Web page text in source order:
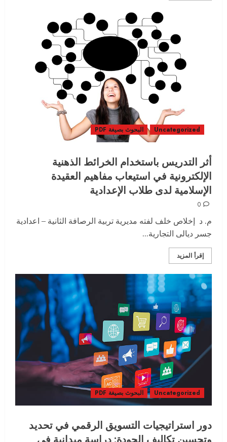
Uncategorized البحوث بصيغة PDF
أثر التدريس باستخدام الخرائط الذهنية
الإلكترونية في استيعاب مفاهيم العقيدة
الإسلامية لدى طلاب الإعدادية
0
م. د إخلاص خلف لفته مديرية تربية الرصافة الثانية – اعدادية
جسر ديالى التجارية...
إقرأ المزيد
Uncategorized البحوث بصيغة PDF
دور استراتيجيات التسويق الرقمي في تحديد
وتحسين تكاليف الجودة: دراسة ميدانية في
اصدار العدد الحادي عشر – الجزء الثاني
سبتمبر 1, 2022